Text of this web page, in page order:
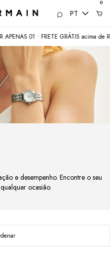
PT
0
01 • FRETE GRÁTIS acima de R$350
e desempenho. Encontre o seu
ocasião.